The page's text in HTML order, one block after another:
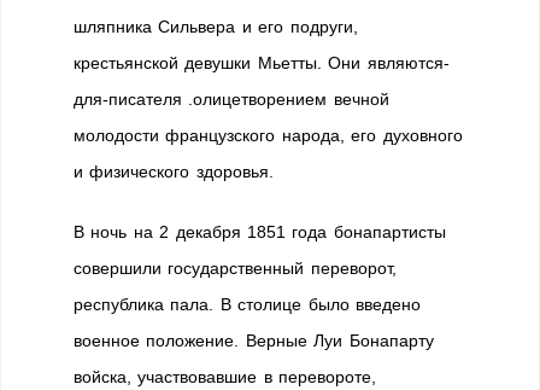
шляпника Сильвера и его подруги,
крестьянской девушки Мьетты. Они являются-
для-писателя .олицетворением вечной
молодости французского народа, его духовного
и физического здоровья.
В ночь на 2 декабря 1851 года бонапартисты
совершили государственный переворот,
республика пала. В столице было введено
военное положение. Верные Луи Бонапарту
войска, участвовавшие в перевороте,